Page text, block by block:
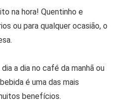
na hora! Quentinho e
ou para qualquer ocasião, o
a dia no café da manhã ou
é uma das mais
benefícios.